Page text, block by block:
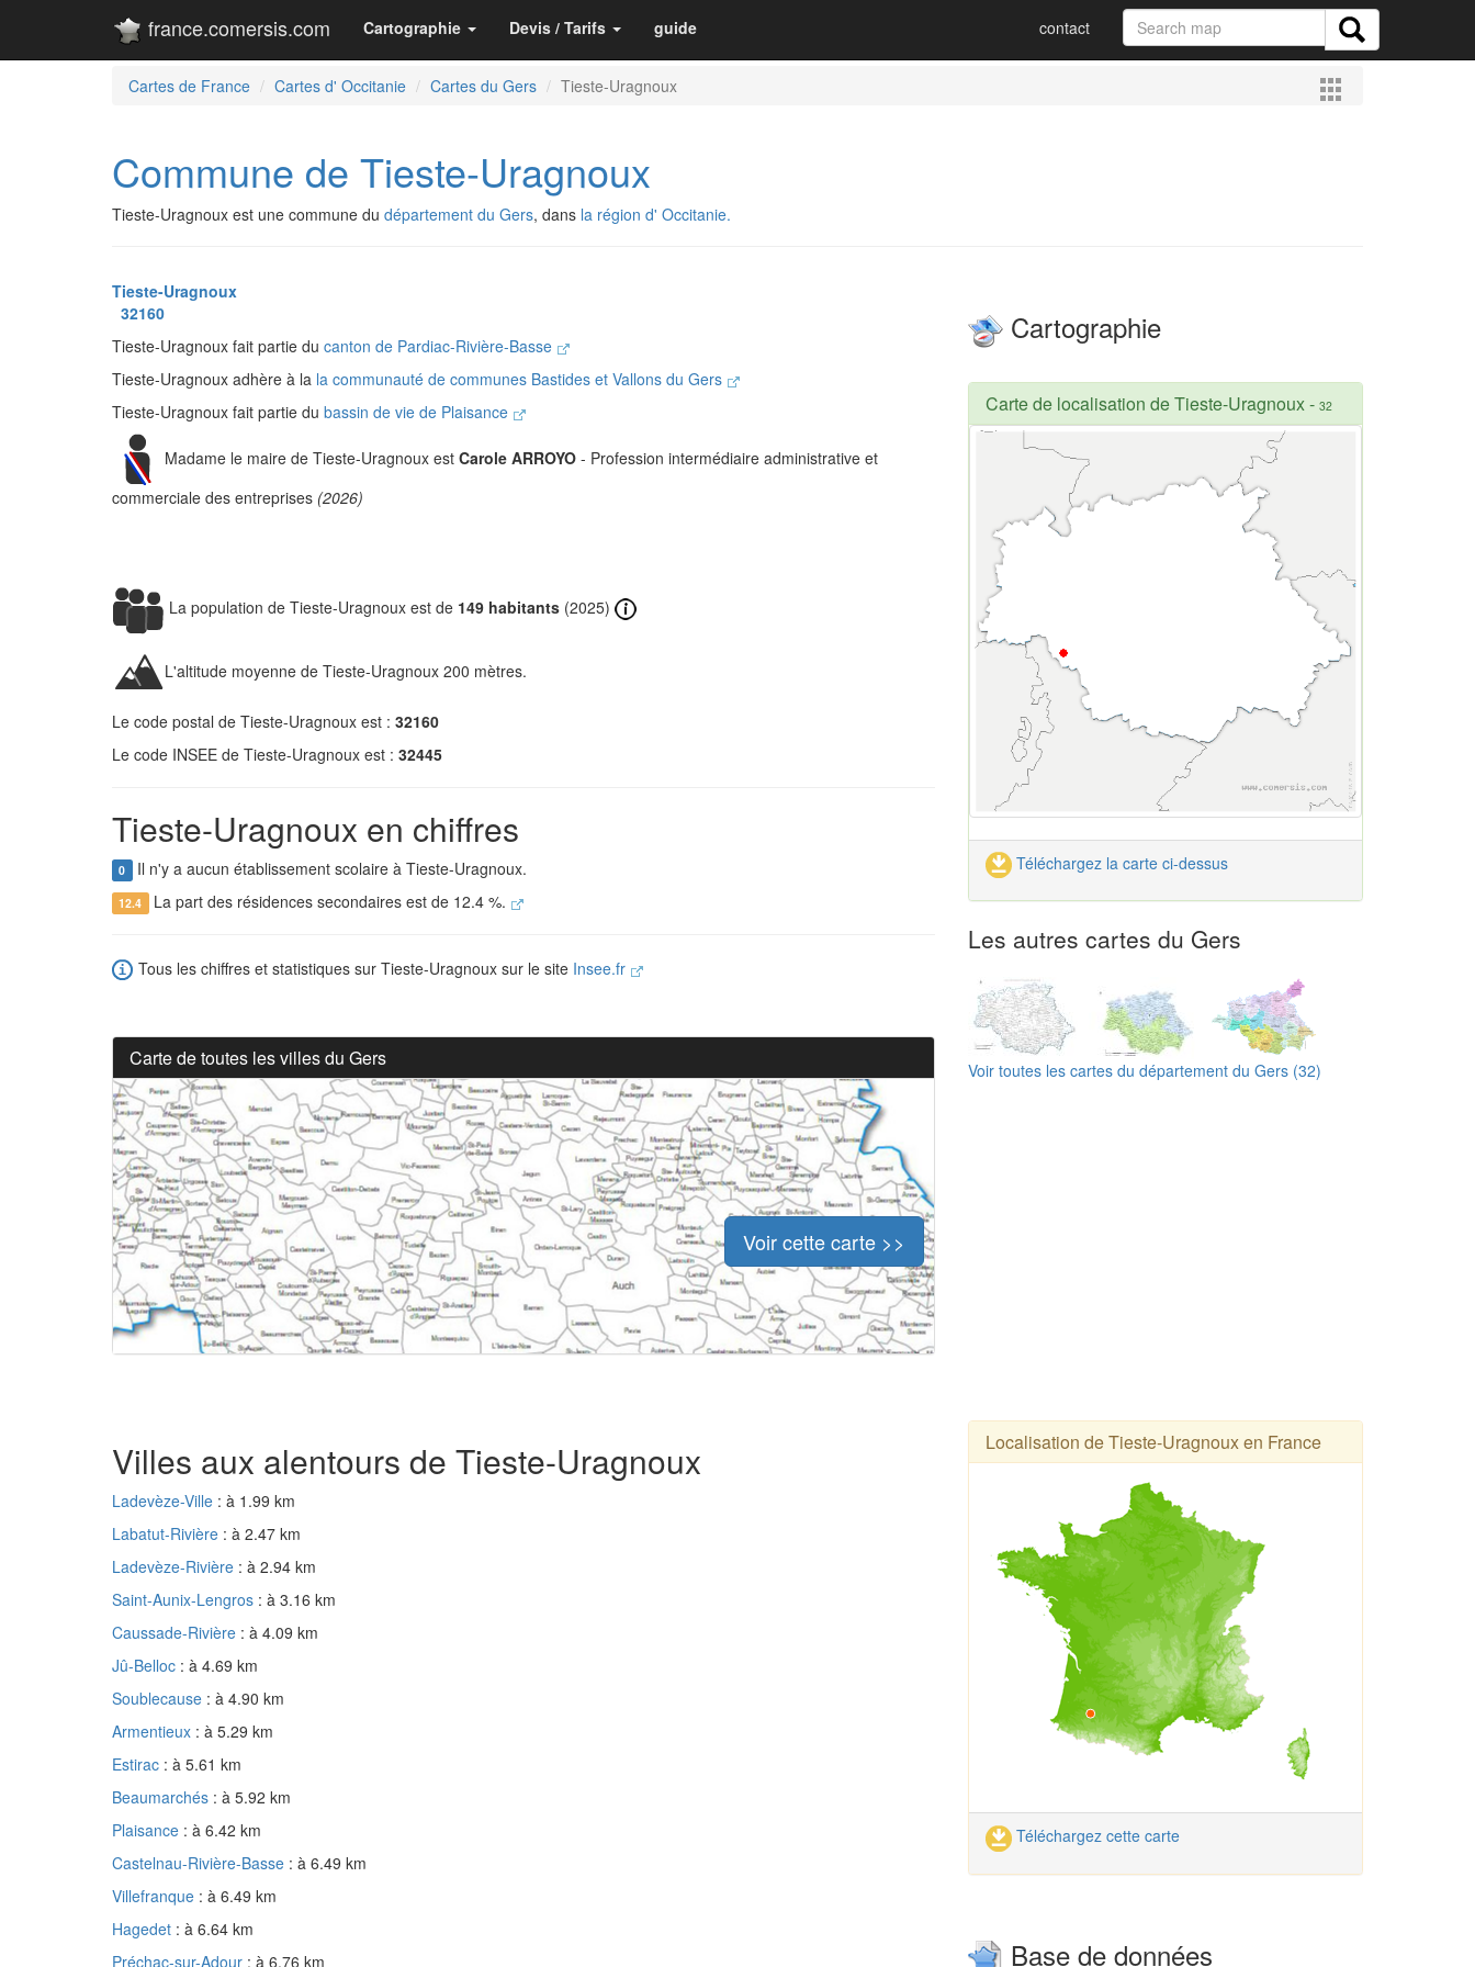
france.comersis.com Cartographie Devis / Tarifs guide contact
Cartes de France Cartes d' Occitanie Cartes du Gers Tieste-Uragnoux
Commune de Tieste-Uragnoux
Tieste-Uragnoux est une commune du département du Gers, dans la région d' Occitanie.
Tieste-Uragnoux
32160
Tieste-Uragnoux fait partie du canton de Pardiac-Rivière-Basse
Tieste-Uragnoux adhère à la la communauté de communes Bastides et Vallons du Gers
Tieste-Uragnoux fait partie du bassin de vie de Plaisance
Madame le maire de Tieste-Uragnoux est Carole ARROYO - Profession intermédiaire administrative et
commerciale des entreprises (2026)
La population de Tieste-Uragnoux est de 149 habitants (2025)
L'altitude moyenne de Tieste-Uragnoux 200 mètres.
Le code postal de Tieste-Uragnoux est : 32160
Le code INSEE de Tieste-Uragnoux est : 32445
Tieste-Uragnoux en chiffres
0 Il n'y a aucun établissement scolaire à Tieste-Uragnoux.
12.4 La part des résidences secondaires est de 12.4 %.
Tous les chiffres et statistiques sur Tieste-Uragnoux sur le site Insee.fr
Carte de toutes les villes du Gers
Voir cette carte >>
Cartographie
Carte de localisation de Tieste-Uragnoux- 32
Téléchargez la carte ci-dessus
Les autres cartes du Gers
Voir toutes les cartes du département du Gers (32)
Villes aux alentours de Tieste-Uragnoux
Ladevèze-Ville : à 1.99 km
Labatut-Rivière : à 2.47 km
Ladevèze-Rivière : à 2.94 km
Saint-Aunix-Lengros : à 3.16 km
Caussade-Rivière : à 4.09 km
Jû-Belloc : à 4.69 km
Soublecause : à 4.90 km
Armentieux : à 5.29 km
Estirac : à 5.61 km
Beaumarchés : à 5.92 km
Plaisance : à 6.42 km
Castelnau-Rivière-Basse : à 6.49 km
Villefranque : à 6.49 km
Hagedet : à 6.64 km
Préchac-sur-Adour : à 6.76 km
Localisation de Tieste-Uragnoux en France
Téléchargez cette carte
Base de données